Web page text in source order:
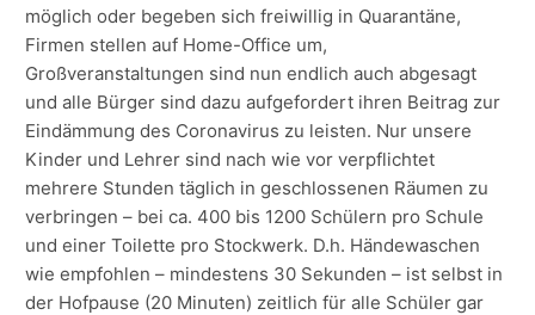
möglich oder begeben sich freiwillig in Quarantäne,
Firmen stellen auf Home-Office um,
Großveranstaltungen sind nun endlich auch abgesagt
und alle Bürger sind dazu aufgefordert ihren Beitrag zur
Eindämmung des Coronavirus zu leisten. Nur unsere
Kinder und Lehrer sind nach wie vor verpflichtet
mehrere Stunden täglich in geschlossenen Räumen zu
verbringen – bei ca. 400 bis 1200 Schülern pro Schule
und einer Toilette pro Stockwerk. D.h. Händewaschen
wie empfohlen – mindestens 30 Sekunden – ist selbst in
der Hofpause (20 Minuten) zeitlich für alle Schüler gar